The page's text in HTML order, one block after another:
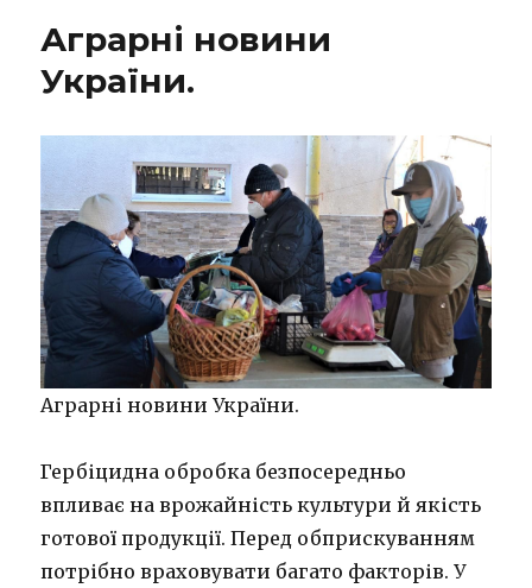
sick.
Аграрні новини
України.
Аграрні новини України.
Гербіцидна обробка безпосередньо
впливає на врожайність культури й якість
готової продукції. Перед обприскуванням
потрібно враховувати багато факторів. У